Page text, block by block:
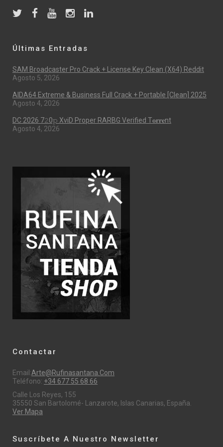
Últimas Entradas
SAM Broadcaster Pro Crack + License Key Clean (x64) Reddit
Agosto 5, 2026
AIDA64 Extreme & Business Full Crack + Portable [Clean] 2025
Agosto 4, 2026
DC 2026 7𝟸0𝚙 XviD Proper RARBG Verified T𝐨𝐫𝐫𝐞nt
Agosto 4, 2026
Contactar
Email:Arte@rufinasantana.com
Teléfono: +34 677 55 68 66
Calle Los Reyes, 155
35550 San Bartolomé- Lanzarote, Islas Canarias, España.
Ver Mapa
Suscríbete A Nuestro Newsletter